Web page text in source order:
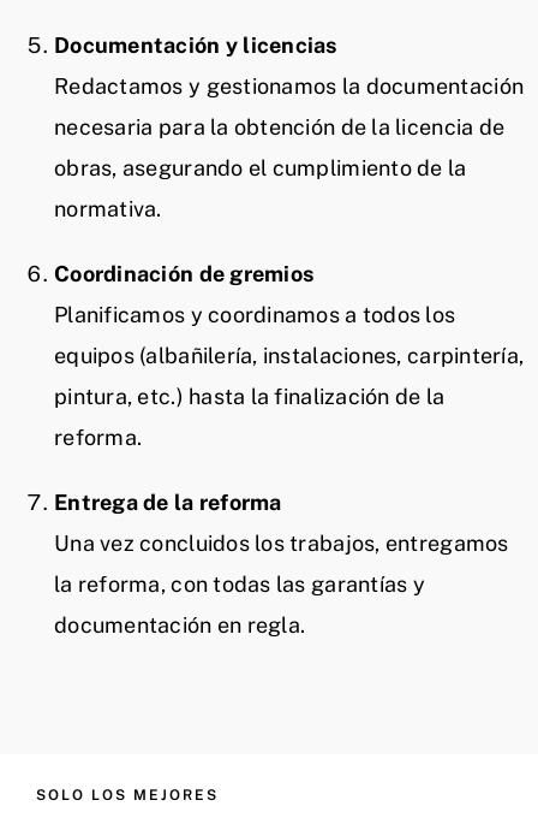
Documentación y licencias
Redactamos y gestionamos la documentación
necesaria para la obtención de la licencia de
obras, asegurando el cumplimiento de la
normativa.
Coordinación de gremios
Planificamos y coordinamos a todos los
equipos (albañilería, instalaciones, carpintería,
pintura, etc.) hasta la finalización de la
reforma.
Entrega de la reforma
Una vez concluidos los trabajos, entregamos
la reforma, con todas las garantías y
documentación en regla.
SOLO LOS MEJORES